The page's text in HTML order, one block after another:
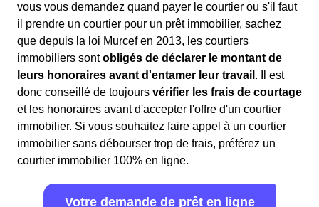
vous vous demandez quand payer le courtier ou s'il faut
il prendre un courtier pour un prêt immobilier, sachez
que depuis la loi Murcef en 2013, les courtiers
immobiliers sontobligés de déclarer le montant de
leurs honoraires avant d'entamer leur travail . Il est
donc conseillé de toujours vérifier les frais de courtage
et les honoraires avant d'accepter l'offre d'un courtier
immobilier. Si vous souhaitez faire appel à un courtier
immobilier sans débourser trop de frais, préférez un
courtier immobilier 100% en ligne.
Votre demande de prêt en ligne